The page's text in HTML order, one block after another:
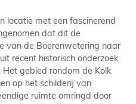
locatie met een fascinerend
dat dit de
van de Boerenwetering naar
recent historisch onderzoek
gebied rondom de Kolk
op het schilderij van
ruimte omringd door